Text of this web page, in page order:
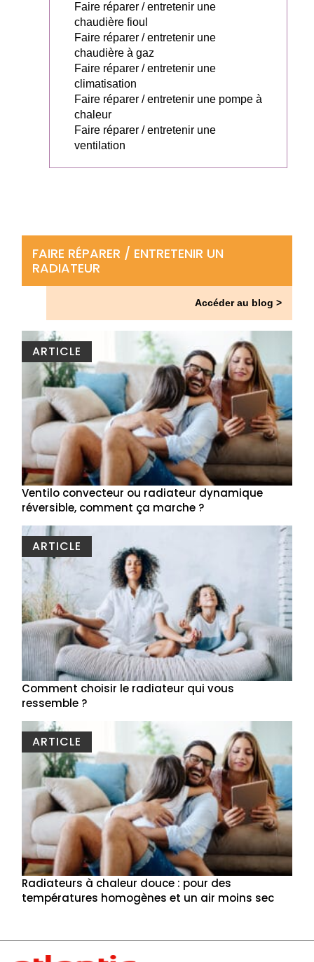
Faire réparer / entretenir une
chaudière fioul
Faire réparer / entretenir une
chaudière à gaz
Faire réparer / entretenir une
climatisation
Faire réparer / entretenir une pompe à
chaleur
Faire réparer / entretenir une
ventilation
FAIRE RÉPARER / ENTRETENIR UN
RADIATEUR
Accéder au blog >
ARTICLE
Ventilo convecteur ou radiateur dynamique
réversible, comment ça marche ?
ARTICLE
Comment choisir le radiateur qui vous
ressemble ?
ARTICLE
Radiateurs à chaleur douce : pour des
températures homogènes et un air moins sec